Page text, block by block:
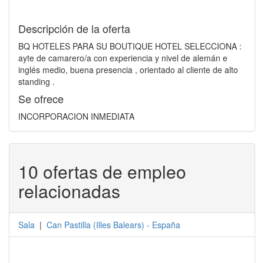
Descripción de la oferta
BQ HOTELES PARA SU BOUTIQUE HOTEL SELECCIONA :
ayte de camarero/a con experiencia y nivel de alemán e
inglés medio, buena presencia , orientado al cliente de alto
standing .
Se ofrece
INCORPORACION INMEDIATA
10 ofertas de empleo
relacionadas
Sala | Can Pastilla (Illes Balears) - España